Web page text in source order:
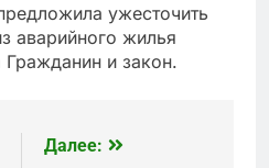
ужесточить
аварийного жилья
Гражданин и закон.
Далее: